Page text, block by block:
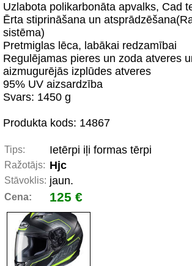
Uzlabota polikarbonāta apvalks, Cad
Ērta stiprināšana un
sistēma)
Pretmiglas lēca, labākai redzamībai
Regulējamas pieres un zoda atveres
aizmugurējās izplūdes atveres
95% UV aizsardzība
Svars: 1450 g
Produkta kods: 14867
Tips: Ietērpi iļi formas tērpi
Ražotājs: Hjc
Stāvoklis: jaun.
Cena: 125 €